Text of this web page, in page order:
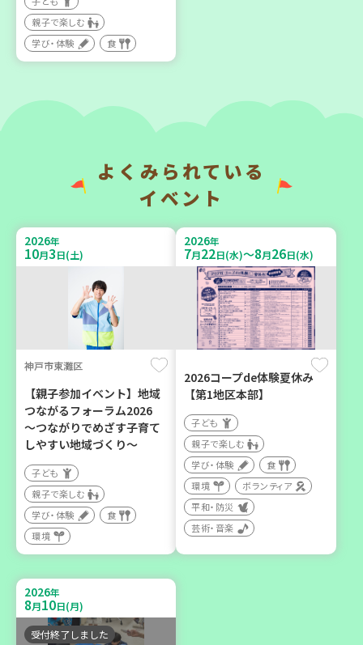
【第3地区本部】住み慣れた
地域で暮らしたい 「コープ
くらしの助け合いの会」
ボランティア
日(月) 9月26日(土)
「フードドライブ」集中受
ボランティア
2026年
9 月24日(木)
神戸市東灘区
【第3地区本部】地域のつど
い場で憩いのひとときを
（第4木曜日に開催）
カフェ・つどい場
2026年
9月6日(日)
西宮市
野菜を食べよう！ベジ活キ
ャンペーン【第２地区】
子ども
親子で楽しむ
学び・体験
食
よくみられている
イベント
2026年
10月3日(土)
神戸市東灘区
【親子参加イベント】地域
つながるフォーラム2026
～つながりでめざす子育て
しやすい地域づくり～
子ども
親子で楽しむ
学び・体験
食
環境
2026年
7月22日(水)～8月26日(水)
2026コープde体験夏休み
【第1地区本部】
子ども
親子で楽しむ
学び・体験
食
環境
ボランティア
平和・防災
芸術・音楽
2026年
8月10日(月)
受付終了しました